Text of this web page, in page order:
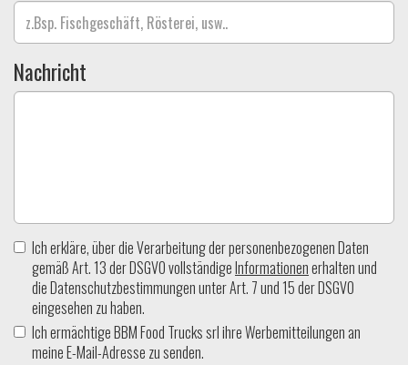
Nachricht
Ich erkläre, über die Verarbeitung der personenbezogenen Daten
gemäß Art. 13 der DSGVO vollständigeInformationenerhalten und
die Datenschutzbestimmungen unter Art. 7 und 15 der DSGVO
eingesehen zu haben.
Ich ermächtige BBM Food Trucks srl ihre Werbemitteilungen an
meine E-Mail-Adresse zu senden.